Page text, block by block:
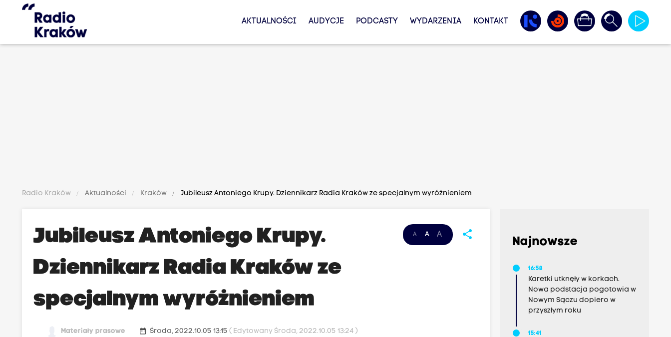
AKTUALNOŚCI AUDYCJE PODCASTY WYDARZENIA KONTAKT
Radio Kraków Aktualności Kraków Jubileusz Antoniego Krupy. Dziennikarz Radia Kraków ze specjalnym wyróżnieniem
A A A share
Jubileusz Antoniego Krupy.
Dziennikarz Radia Kraków ze
specjalnym wyróżnieniem
Materiały prasowe date_range Środa, 2022.10.05 13:15( Edytowany Środa, 2022.10.05 13:24 )
Najnowsze
16:58
Karetki utknęły w korkach.
Nowa podstacja pogotowia w
Nowym Sączu dopiero w
przyszłym roku
15:41